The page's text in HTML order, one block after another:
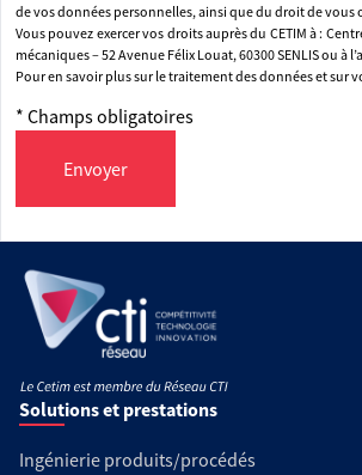
de vos données personnelles, ainsi que du droit de vous
Vous pouvez exercer vos droits auprès du CETIM à :
mécaniques – 52 Avenue Félix Louat, 60300 SENLIS ou à
Pour en savoir plus sur le traitement des données et sur
* Champs obligatoires
Envoyer
Solutions et prestations
Ingénierie produits/procédés